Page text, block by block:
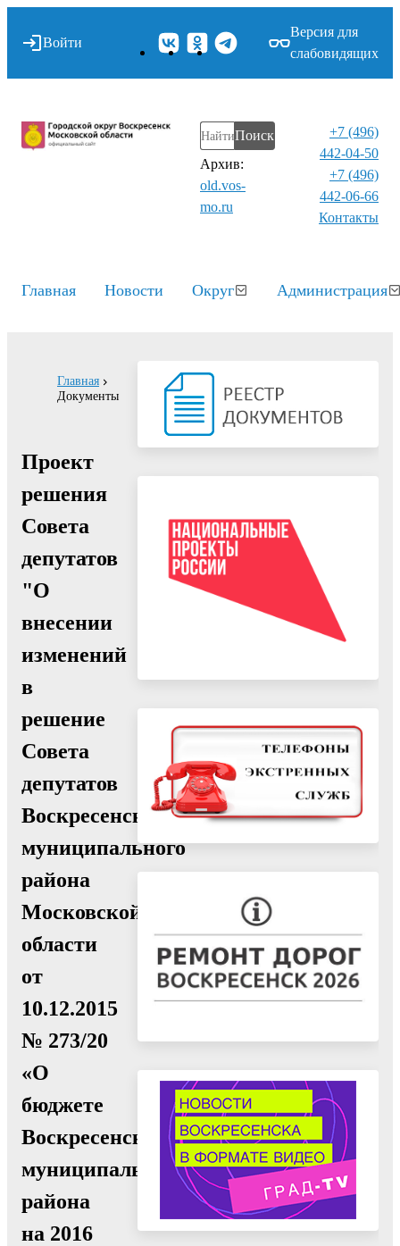
Войти
Версия для
слабовидящих
Поиск
Архив:
old.vos-
mo.ru
+7 (496)
442-04-50
+7 (496)
442-06-66
Контакты⁠
Главная Новости Округ Администрация
Главная
Документы
Проект
решения
Совета
депутатов
"О
внесении
изменений
в
решение
Совета
депутатов
Воскресенского
муниципального
района
Московской
области
от
10.12.2015
№ 273/20
«О
бюджете
Воскресенского
муниципального
района
на 2016